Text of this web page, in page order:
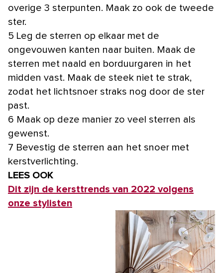
overige 3 sterpunten. Maak zo ook de tweede
ster.
5 Leg de sterren op elkaar met de
ongevouwen kanten naar buiten. Maak de
sterren met naald en borduurgaren in het
midden vast. Maak de steek niet te strak,
zodat het lichtsnoer straks nog door de ster
past.
6 Maak op deze manier zo veel sterren als
gewenst.
7 Bevestig de sterren aan het snoer met
kerstverlichting.
LEES OOK
Dit zijn de kersttrends van 2022 volgens
onze stylisten